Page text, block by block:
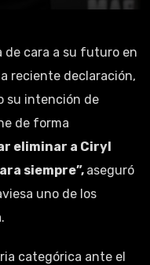
de cara a su futuro en
reciente declaración,
su intención de
de forma
eliminar a Ciryl
siempre”, aseguró
uno de los
categórica ante el